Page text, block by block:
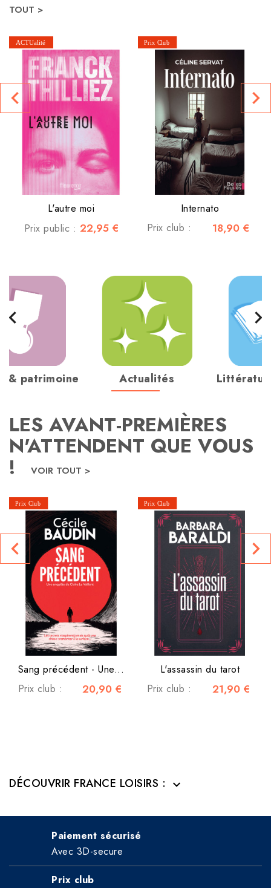
TOUT >
L'autre moi
Prix public : 22,95 €
Internato
Prix club :
18,90 €
navigate_before navigate_next
& patrimoine Actualités
navigate_before navigate_next
LES AVANT-PREMIÈRES
N'ATTENDENT QUE VOUS
! VOIR TOUT >
Sang précédent - Une...
Prix club :
20,90 €
L'assassin du tarot
Prix club :
21,90 €
navigate_before navigate_next
DÉCOUVRIR FRANCE LOISIRS : expand_more
Paiement sécurisé
Avec 3D-secure
Prix club